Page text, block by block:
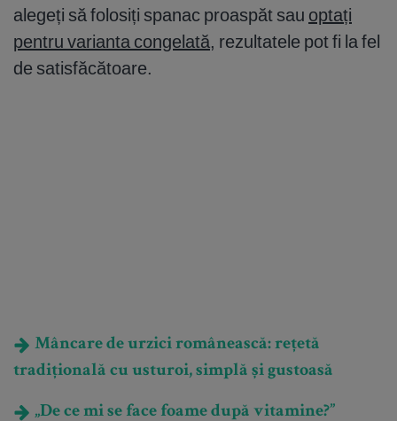
alegeți să folosiți spanac proaspăt sau optați
pentru varianta congelată, rezultatele pot fi la fel
de satisfăcătoare.
Mâncare de urzici românească: rețetă
tradițională cu usturoi, simplă și gustoasă
„De ce mi se face foame după vitamine?”